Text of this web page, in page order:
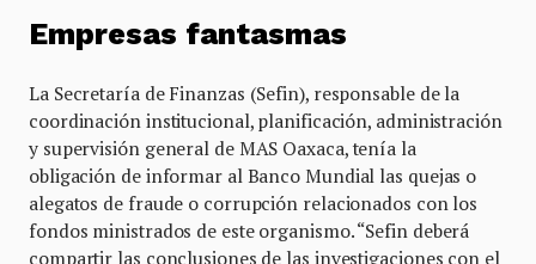
Empresas fantasmas
La Secretaría de Finanzas (Sefin), responsable de la
coordinación institucional, planificación, administración
y supervisión general de MAS Oaxaca, tenía la
obligación de informar al Banco Mundial las quejas o
alegatos de fraude o corrupción relacionados con los
fondos ministrados de este organismo. “Sefin deberá
compartir las conclusiones de las investigaciones con el